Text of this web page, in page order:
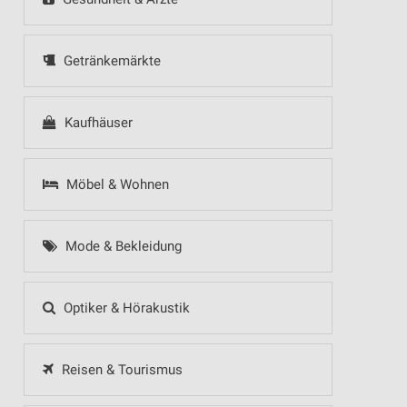
Getränkemärkte
Kaufhäuser
Möbel & Wohnen
Mode & Bekleidung
Optiker & Hörakustik
Reisen & Tourismus